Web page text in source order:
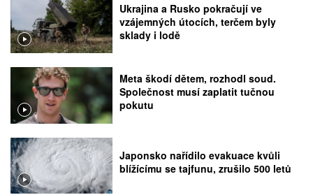
Ukrajina a Rusko pokračují ve
vzájemných útocích, terčem byly
sklady i lodě
Meta škodí dětem, rozhodl soud.
Společnost musí zaplatit tučnou
pokutu
Japonsko nařídilo evakuace kvůli
blížícímu se tajfunu, zrušilo 500 letů